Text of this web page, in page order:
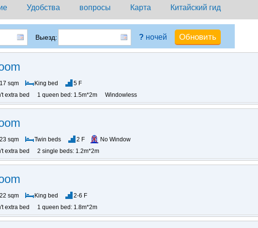
Удобства вопросы Карта Китайский гид
Выезд: ? ночей
17 sqm King bed
5 F
extra bed
1 queen bed: 1.5m*2m Windowless
23 sqm Twin beds 2 F
No Window
extra bed
2 single beds: 1.2m*2m
22 sqm King bed
2-6 F
extra bed
1 queen bed: 1.8m*2m